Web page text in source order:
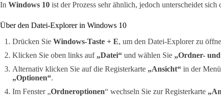
In Windows 10 ist der Prozess sehr ähnlich, jedoch unterscheidet
Über den Datei-Explorer in Windows 10
Drücken Sie Windows-Taste + E, um den Datei-Explorer zu
Klicken Sie oben links auf „Datei“ und wählen Sie „Ordner-
Alternativ klicken Sie auf die Registerkarte „Ansicht“ in der
„Optionen“.
Im Fenster „Ordneroptionen“ wechseln Sie zur Registerkarte